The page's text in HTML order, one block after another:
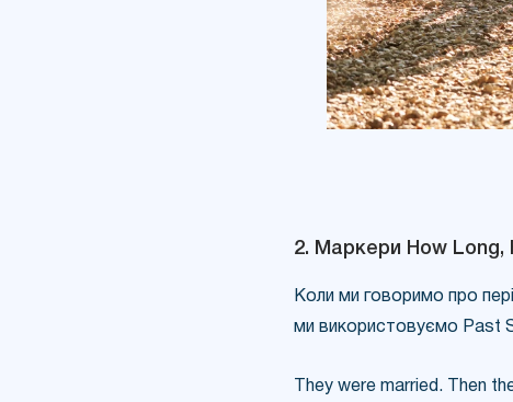
2. Маркери How Long,
Коли ми говоримо про
ми використовуємо Past
They were married. Then